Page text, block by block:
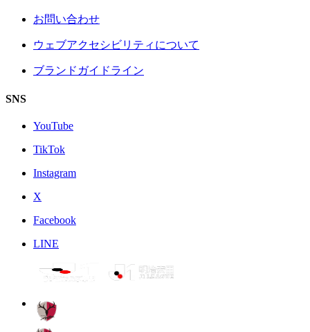
お問い合わせ
ウェブアクセシビリティについて
ブランドガイドライン
SNS
YouTube
TikTok
Instagram
X
Facebook
LINE